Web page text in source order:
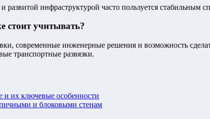
инфраструктурой часто пользуется стабильным
стоит учитывать?
современные инженерные решения и возможность
транспортные развязки.
их ключевые особенности
и блоковыми стенам